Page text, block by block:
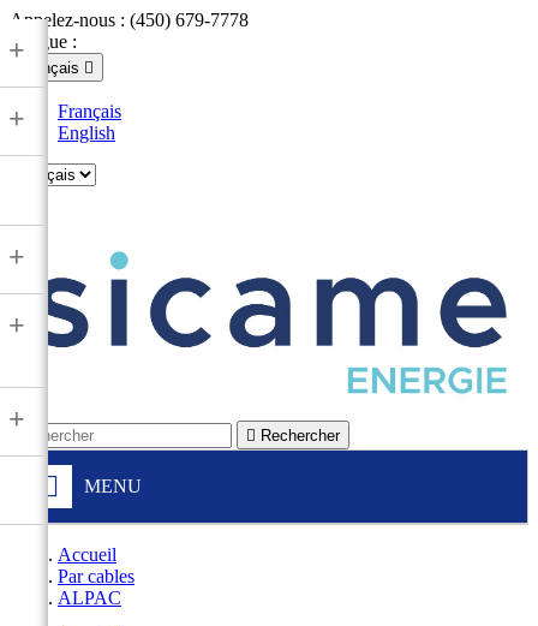
Appelez-nous : (450) 679-7778
Langue :
Français 
Français
English
 Rechercher
MENU
+
+
+
+
+
Accueil
Par cables
ALPAC